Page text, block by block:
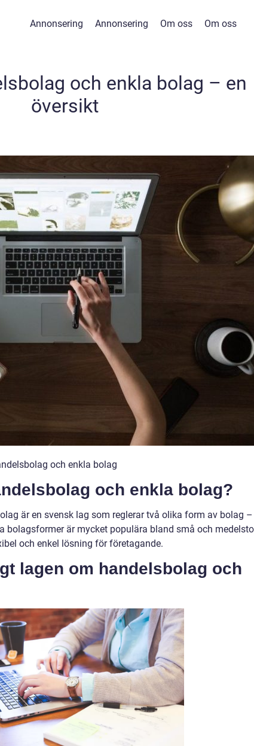
Annonsering Annonsering Om oss Om oss
och enkla bolag – en
översikt
och enkla bolag
och enkla bolag?
är en svensk lag som reglerar två olika form av bolag –
bolagsformer är mycket populära bland små och
och enkel lösning för företagande.
lagen om handelsbolag och